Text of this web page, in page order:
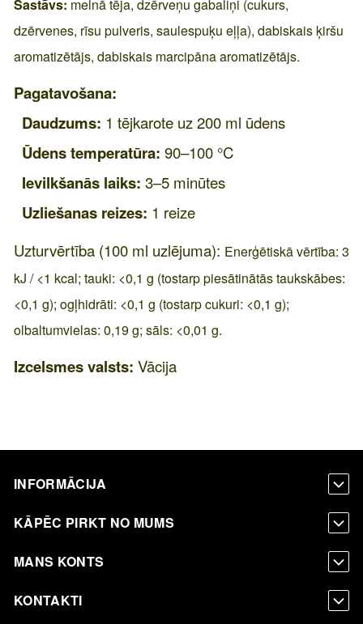
Sastāvs: melnā tēja, dzērveņu gabaliņi (cukurs,
dzērvenes, rīsu pulveris, saulespuķu eļļa), dabiskais ķiršu
aromatizētājs, dabiskais marcipāna aromatizētājs.
Pagatavošana:
Daudzums: 1 tējkarote uz 200 ml ūdens
Ūdens temperatūra: 90–100 °C
Ievilkšanās laiks: 3–5 minūtes
Uzliešanas reizes: 1 reize
Uzturvērtība (100 ml uzlējuma): Enerģētiskā vērtība: 3
kJ / <1 kcal; tauki: <0,1 g (tostarp piesātinātās taukskābes:
<0,1 g); ogļhidrāti: <0,1 g (tostarp cukuri: <0,1 g);
olbaltumvielas: 0,19 g; sāls: <0,01 g.
Izcelsmes valsts: Vācija
INFORMĀCIJA
KĀPĒC PIRKT NO MUMS
MANS KONTS
KONTAKTI